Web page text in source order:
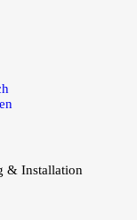
& Installation